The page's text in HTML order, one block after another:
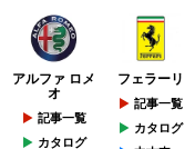
アルファ ロメ
オ
記事一覧
カタログ
フェラーリ
記事一覧
カタログ